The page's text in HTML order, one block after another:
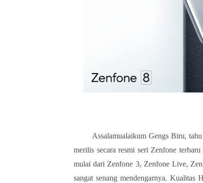
Assalamualaikum Gengs Biru,
merilis secara resmi seri Zenfone
mulai dari Zenfone 3, Zenfone Live,
sangat senang mendengarnya. Kualitas